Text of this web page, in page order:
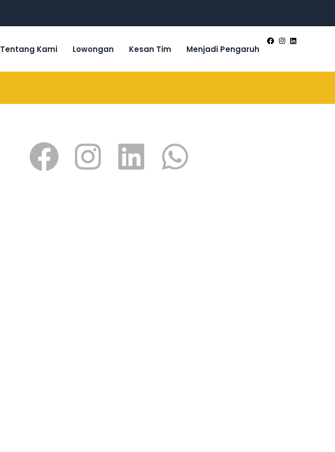
Tentang Kami Lowongan Kesan Tim Menjadi Pengaruh